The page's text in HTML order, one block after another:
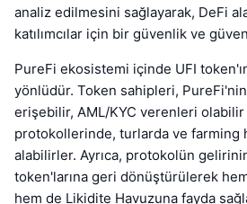
analiz edilmesini sağlayarak, DeFi
katılımcılar için bir güvenlik ve
PureFi ekosistemi içinde UFI
yönlüdür. Token sahipleri,
erişebilir, AML/KYC verenleri
protokollerinde, turlarda ve farming
alabilirler. Ayrıca, protokolün
token'larına geri dönüştürülerek
hem de Likidite Havuzuna fayda